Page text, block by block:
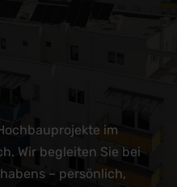
im
Wir begleiten Sie bei
– persönlich,